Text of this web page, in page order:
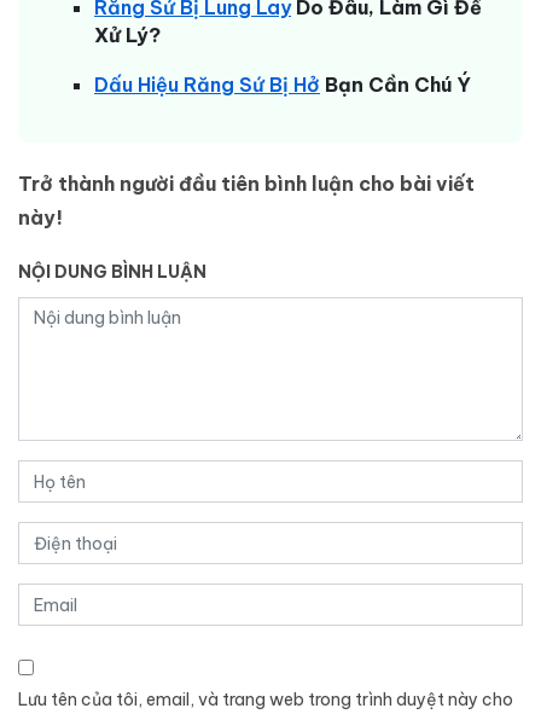
Răng Sứ Bị Lung LayDo Đâu, Làm Gì Để
Xử Lý?
Dấu Hiệu Răng Sứ Bị Hở Bạn Cần Chú Ý
Trở thành người đầu tiên bình luận cho bài viết
này!
NỘI DUNG BÌNH LUẬN
Lưu tên của tôi, email, và trang web trong trình duyệt này cho